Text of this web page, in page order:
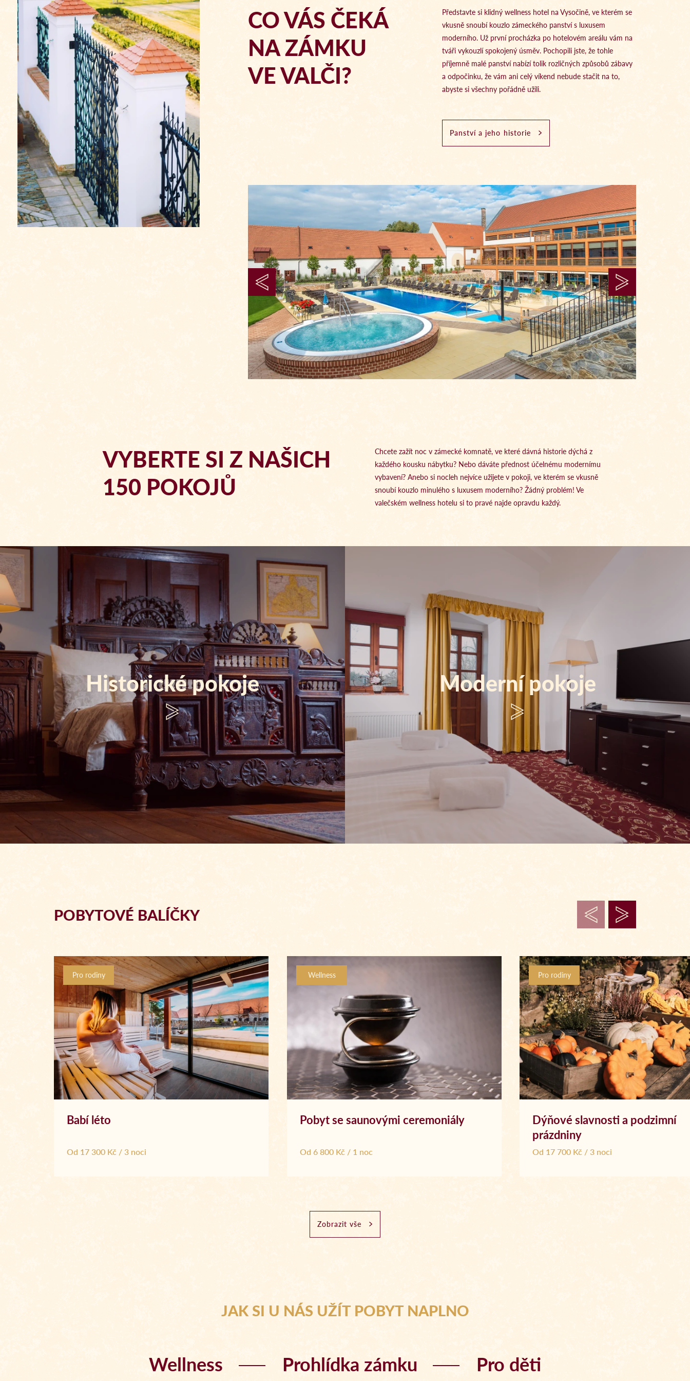
CO VÁS ČEKÁ
NA ZÁMKU
VE VALČI?
Představte si klidný wellness hotel na Vysočině, ve kterém se
vkusně snoubí kouzlo zámeckého panství s luxusem
moderního. Už první procházka po hotelovém areálu vám na
tváři vykouzlí spokojený úsměv. Pochopili jste, že tohle
příjemně malé panství nabízí tolik rozličných způsobů zábavy
a odpočinku, že vám ani celý víkend nebude stačit na to,
abyste si všechny pořádně užili.
Panství a jeho historie
VYBERTE SI Z NAŠICH
150 POKOJŮ
Chcete zažít noc v zámecké komnatě, ve které dávná historie dýchá z
každého kousku nábytku? Nebo dáváte přednost účelnému modernímu
vybavení? Anebo si nocleh nejvíce užijete v pokoji, ve kterém se vkusně
snoubí kouzlo minulého s luxusem moderního? Žádný problém! Ve
valečském wellness hotelu si to pravé najde opravdu každý.
Historické pokoje
Prohlédnout
Moderní pokoje
Prohlédnout
POBYTOVÉ BALÍČKY
Pro rodiny
Babí léto
Od 17 300 Kč / 3 noci
Wellness
Pobyt se saunovými ceremoniály
Od 6 800 Kč / 1 noc
Pro rodiny
Dýňové slavnosti a podzimní
prázdniny
Od 17 700 Kč / 3 noci
Zobrazit vše
JAK SI U NÁS UŽÍT POBYT NAPLNO
Wellness Prohlídka zámku Pro děti